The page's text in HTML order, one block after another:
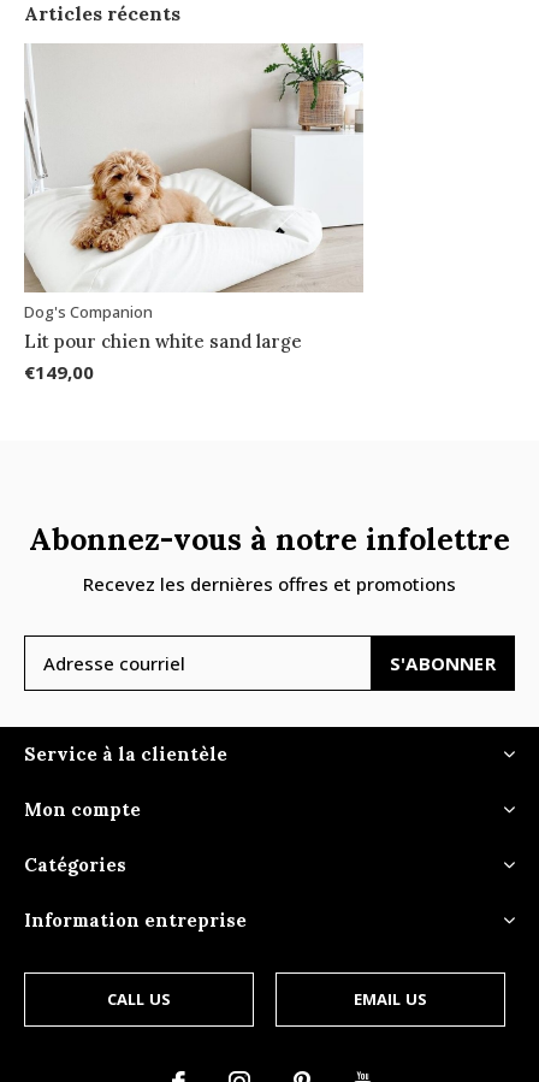
Articles récents
Dog's Companion
Lit pour chien white sand large
€149,00
Abonnez-vous à notre infolettre
Recevez les dernières offres et promotions
S'ABONNER
Service à la clientèle
Mon compte
Catégories
Information entreprise
CALL US EMAIL US